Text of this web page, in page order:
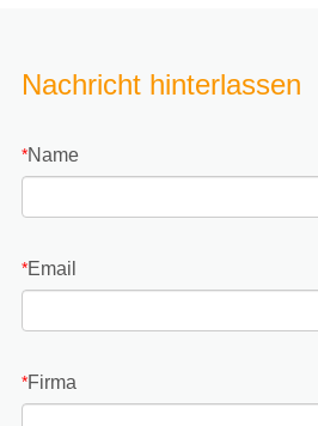
Nachricht hinterlassen
*Name
*Email
*Firma